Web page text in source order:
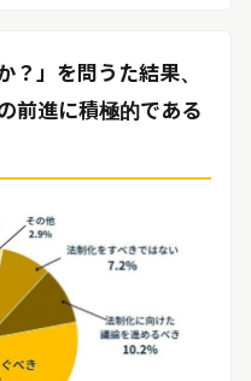
？」を問うた結果、
前進に積極的である